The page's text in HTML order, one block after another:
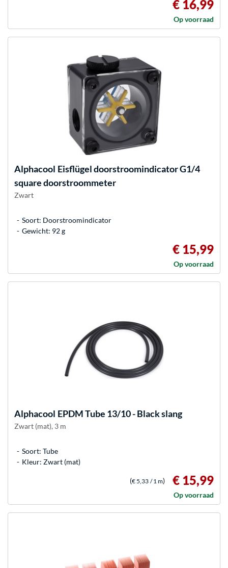
€ 16,99
Op voorraad
Alphacool Eisflügel doorstroomindicator G1/4
square doorstroommeter
Zwart
Soort: Doorstroomindicator
Gewicht: 92 g
€ 15,99
Op voorraad
Alphacool EPDM Tube 13/10 - Black slang
Zwart (mat), 3 m
Soort: Tube
Kleur: Zwart (mat)
(€ 5,33 / 1 m) € 15,99
Op voorraad